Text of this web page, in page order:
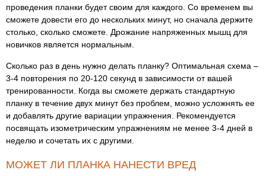
проведения планки будет своим для каждого. Со временем вы
сможете довести его до нескольких минут, но сначала держите
столько, сколько сможете. Дрожание напряженных мышц для
новичков является нормальным.
Сколько раз в день нужно делать планку? Оптимальная схема –
3-4 повторения по 20-120 секунд в зависимости от вашей
тренированности. Когда вы сможете держать стандартную
планку в течение двух минут без проблем, можно усложнять ее
и добавлять другие вариации упражнения. Рекомендуется
посвящать изометрическим упражнениям не менее 3-4 дней в
неделю и сочетать их с другими.
МОЖЕТ ЛИ ПЛАНКА НАНЕСТИ ВРЕД